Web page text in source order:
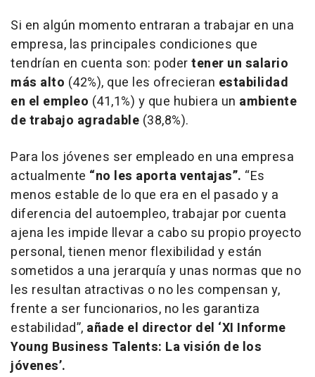
Si en algún momento entraran a trabajar en una
empresa, las principales condiciones que
tendrían en cuenta son: podertener un salario
más alto (42%), que les ofrecieran estabilidad
en el empleo (41,1%) y que hubiera un ambiente
de trabajo agradable (38,8%).
Para los jóvenes ser empleado en una empresa
actualmente “no les aporta ventajas”. “Es
menos estable de lo que era en el pasado y a
diferencia del autoempleo, trabajar por cuenta
ajena les impide llevar a cabo su propio proyecto
personal, tienen menor flexibilidad y están
sometidos a una jerarquía y unas normas que no
les resultan atractivas o no les compensan y,
frente a ser funcionarios, no les garantiza
estabilidad”, añade el director del ‘XI Informe
Young Business Talents: La visión de los
jóvenes’.